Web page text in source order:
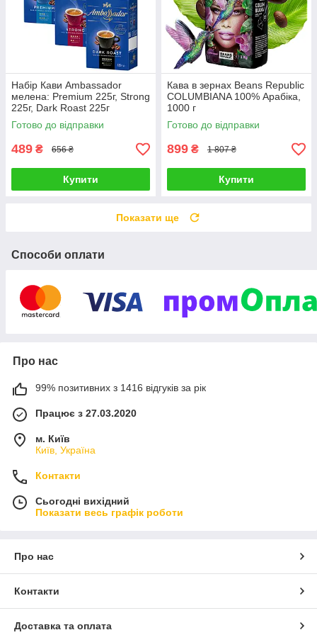
Набір Кави Ambassador
мелена: Premium 225г, Strong
225г, Dark Roast 225г
Готово до відправки
489 ₴ 656 ₴
Купити
Кава в зернах Beans Republic
COLUMBIANA 100% Арабіка,
1000 г
Готово до відправки
899 ₴ 1 807 ₴
Купити
Показати ще
Способи оплати
Про нас
99% позитивних з 1416 відгуків за рік
Працює з 27.03.2020
м. Київ
Київ, Україна
Контакти
Сьогодні вихідний
Показати весь графік роботи
Про нас
Контакти
Доставка та оплата